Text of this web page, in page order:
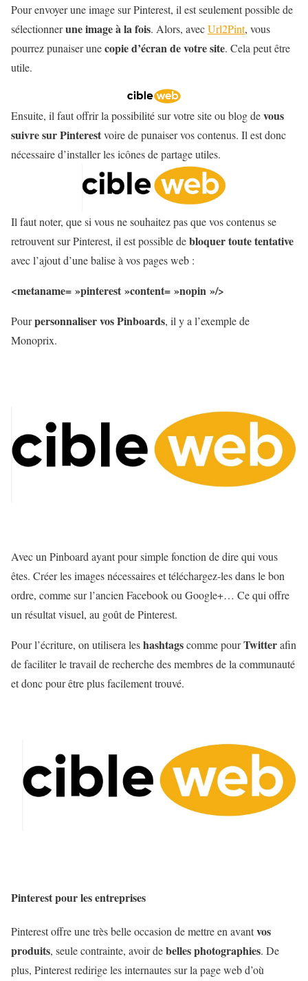
Pour envoyer une image sur Pinterest, il est seulement possible de
sélectionnerune image à la fois. Alors, avecUrl2Pint, vous
pourrez punaiser unecopie d’écran de votre site. Cela peut être
utile.
Ensuite, il faut offrir la possibilité sur votre site ou blog devous
suivre sur Pinterestvoire de punaiser vos contenus. Il est donc
nécessaire d’installer les icônes de partage utiles.
Il faut noter, que si vous ne souhaitez pas que vos contenus se
retrouvent sur Pinterest, il est possible debloquer toute tentative
avec l’ajout d’une balise à vos pages web :
<metaname= »pinterest »content= »nopin »/>
Pourpersonnaliser vos Pinboards, il y a l’exemple de
Monoprix.
Avec un Pinboard ayant pour simple fonction de dire qui vous
êtes. Créer les images nécessaires et téléchargez-les dans le bon
ordre, comme sur l’ancien Facebook ou Google+… Ce qui offre
un résultat visuel, au goût de Pinterest.
Pour l’écriture, on utilisera leshashtagscomme pourTwitterafin
de faciliter le travail de recherche des membres de la communauté
et donc pour être plus facilement trouvé.
Pinterest pour les entreprises
Pinterest offre une très belle occasion de mettre en avantvos
produits, seule contrainte, avoir debelles photographies. De
plus, Pinterest redirige les internautes sur la page web d’où